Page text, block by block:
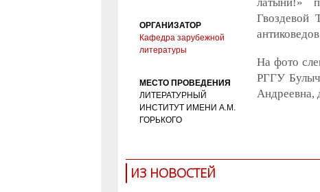
ОРГАНИЗАТОР
Кафедра зарубежной
литературы
МЕСТО ПРОВЕДЕНИЯ
ЛИТЕРАТУРНЫЙ
ИНСТИТУТ ИМЕНИ А.М.
ГОРЬКОГО
Гвоздевой
На фото
РГГУ
Андреевна,
ИЗ НОВОСТЕЙ